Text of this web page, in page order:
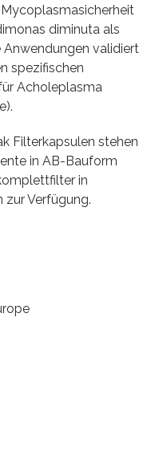
diminuta als
validiert
spezifischen
Acholeplasma
Filterkapsulen stehen
in AB-Bauform
in
zur Verfügung.